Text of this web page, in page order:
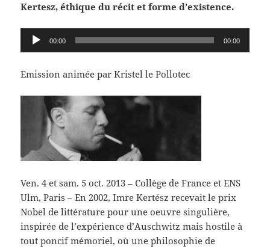
Kertesz, éthique du récit et forme d’existence.
Lecteur
audio
00:00 00:00
Emission animée par Kristel le Pollotec
Ven. 4 et sam. 5 oct. 2013 – Collège de France et ENS
Ulm, Paris – En 2002, Imre Kertész recevait le prix
Nobel de littérature pour une oeuvre singulière,
inspirée de l’expérience d’Auschwitz mais hostile à
tout poncif mémoriel, où une philosophie de